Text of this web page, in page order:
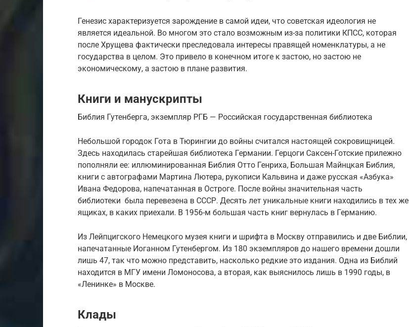
Генезис характеризуется зарождение в самой идеи, что советская идеология не
является идеальной. Во многом это стало возможным из-за политики КПСС, которая
после Хрущева фактически преследовала интересы правящей номенклатуры, а не
государства в целом. Это привело в конечном итоге к застою, но застою не
экономическому, а застою в плане развития.
Книги и манускрипты
Библия Гутенберга, экземпляр РГБ — Российская государственная библиотека
Небольшой городок Гота в Тюрингии до войны считался настоящей сокровищницей.
Здесь находилась старейшая библиотека Германии. Герцоги Саксен-Готские прилежно
пополняли ее: иллюминированная Библия Отто Генриха, Большая Майнцкая Библия,
книги с автографами Мартина Лютера, рукописи Кальвина и даже русская «Азбука»
Ивана Федорова, напечатанная в Остроге. После войны значительная часть
библиотеки была перевезена в СССР. Десять лет уникальные книги находились в тех же
ящиках, в каких приехали. В 1956-м большая часть книг вернулась в Германию.
Из Лейпцигского Немецкого музея книги и шрифта в Москву отправились и две Библии,
напечатанные Иоганном Гутенбергом. Из 180 экземпляров до нашего времени дошли
лишь 47, так что можно представить, насколько редкие это издания. Одна из Библий
находится в МГУ имени Ломоносова, а вторая, как выяснилось лишь в 1990 годы, в
«Ленинке» в Москве.
Клады